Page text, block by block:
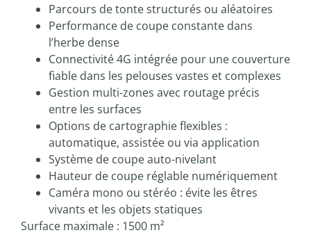
Parcours de tonte structurés ou aléatoires
Performance de coupe constante dans
l’herbe dense
Connectivité 4G intégrée pour une couverture
fiable dans les pelouses vastes et complexes
Gestion multi-zones avec routage précis
entre les surfaces
Options de cartographie flexibles :
automatique, assistée ou via application
Système de coupe auto-nivelant
Hauteur de coupe réglable numériquement
Caméra mono ou stéréo : évite les êtres
vivants et les objets statiques
Surface maximale : 1500 m²